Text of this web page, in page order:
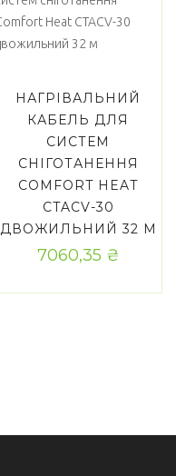
НАГРІВАЛЬНИЙ
КАБЕЛЬ ДЛЯ
СИСТЕМ
СНІГОТАНЕННЯ
COMFORT HEAT
CTAСV-30
ДВОЖИЛЬНИЙ 32 М
7060,35 ₴